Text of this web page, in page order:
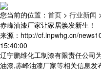
您当前的位置： 首页 > 行业新闻
赤峰油漆厂家让家居焕发新生！
来源：http://cf.lnpwhg.cn/
15:40:00
辽宁鹏维化工制漆有限责任公司
油漆,赤峰油漆厂家等相关信息发